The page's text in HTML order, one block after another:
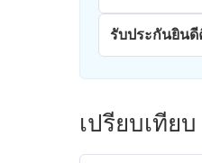
รับประกันยินดี
เปรียบเทีย